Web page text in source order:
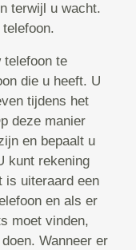
terwijl u wacht.
telefoon te
die u heeft. U
tijdens het
deze manier
en bepaalt u
kunt rekening
is uiteraard een
en als er
moet vinden,
Wanneer er